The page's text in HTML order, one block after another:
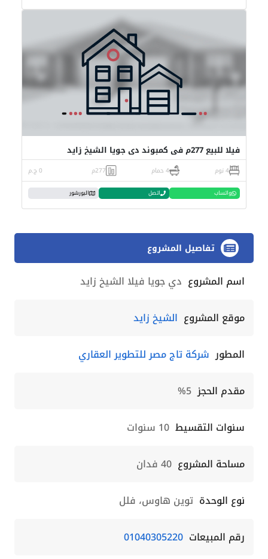
فيلا للبيع 277م في كمبوند دي جويا الشيخ زايد
4 نوم 4 حمام 277م 0 ج.م
واتساب اتصل البورشور
تفاصيل المشروع
اسم المشروع دي جويا فيلا الشيخ زايد
موقع المشروع الشيخ زايد
المطور شركة تاج مصر للتطوير العقاري
مقدم الحجز 5%
سنوات التقسيط 10 سنوات
مساحة المشروع 40 فدان
نوع الوحدة توين هاوس، فلل
رقم المبيعات 01040305220